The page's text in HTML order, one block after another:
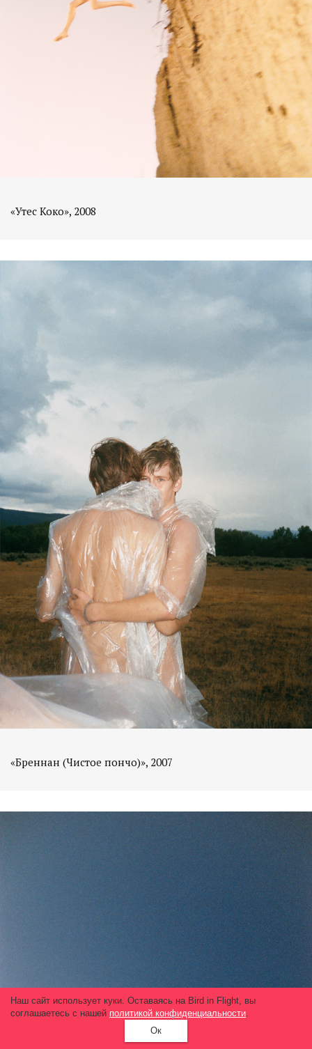
«Утес Коко», 2008
«Бреннан (Чистое пончо)», 2007
Наш сайт использует куки. Оставаясь на Bird in Flight, вы
соглашаетесь с нашей политикой конфиденциальности.
Ок